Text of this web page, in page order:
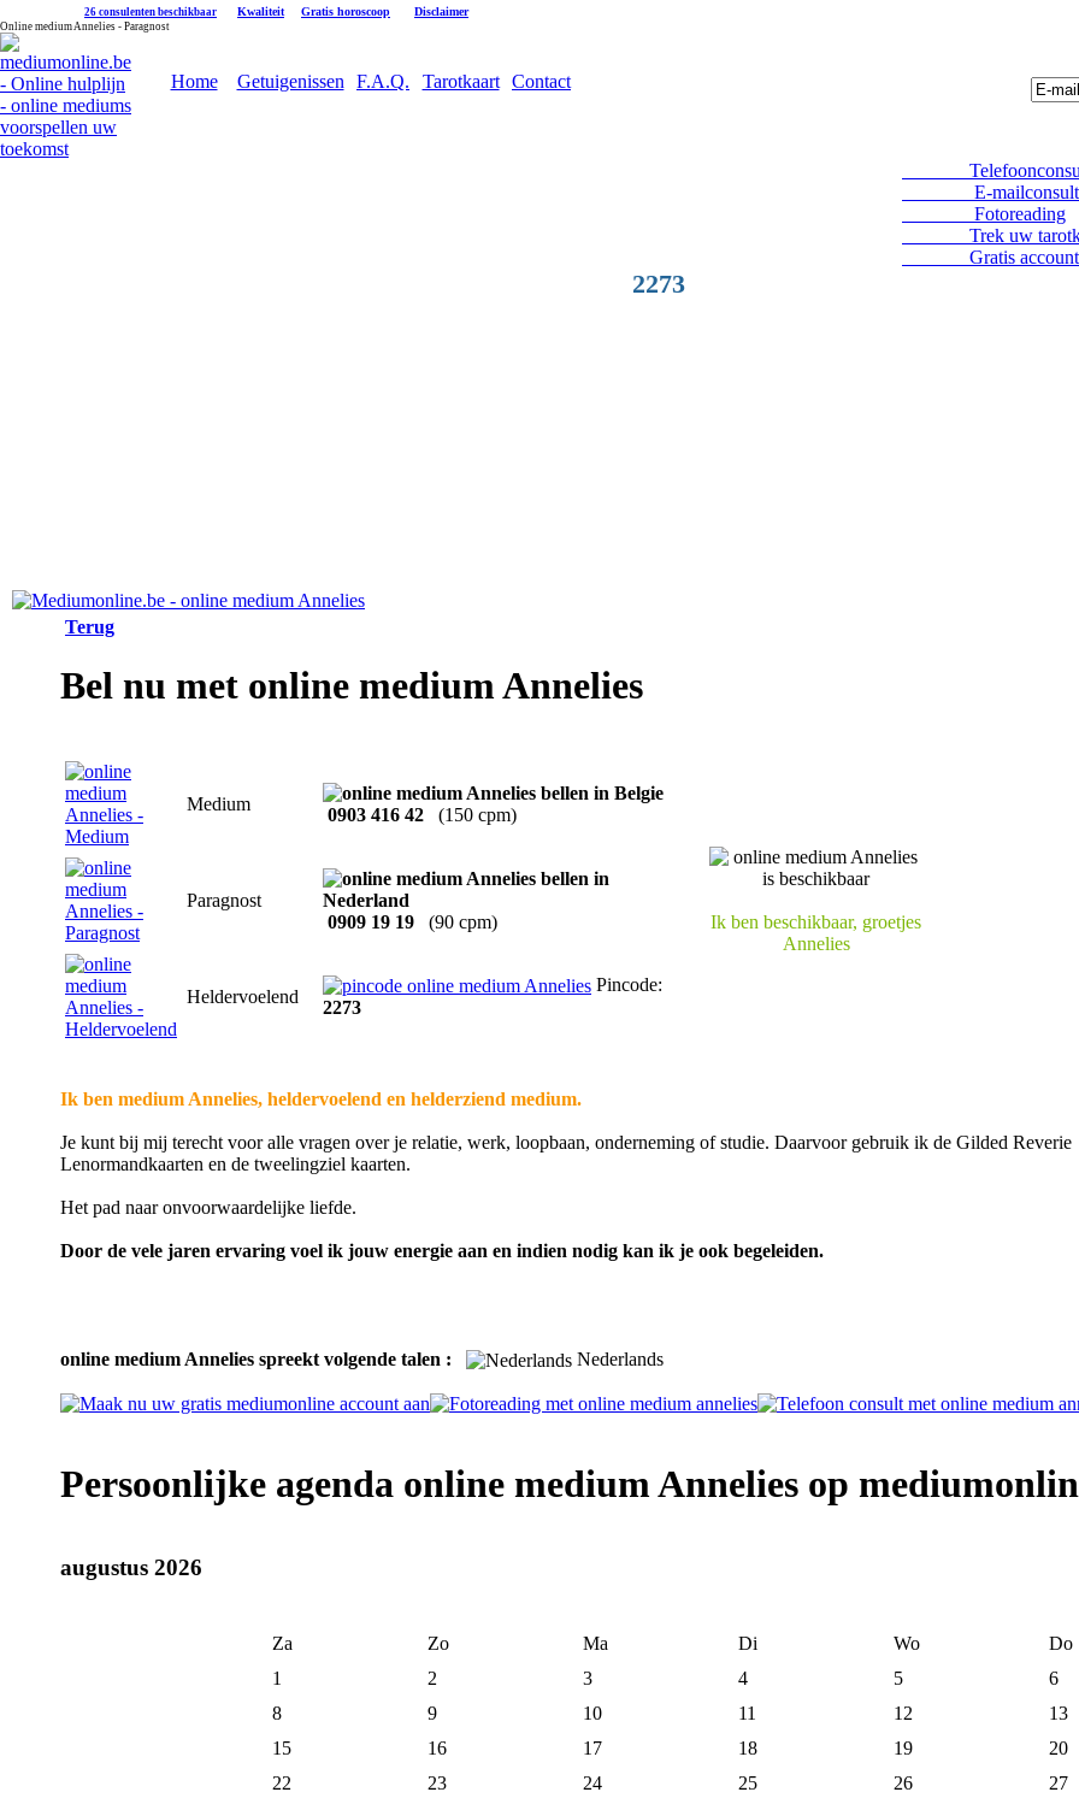
26 consulenten beschikbaar Kwaliteit Gratis horoscoop Disclaimer
Online medium Annelies - Paragnost
Home Getuigenissen F.A.Q. Tarotkaart Contact
2273
E-mailconsult
Fotoreading
Trek uw
Gratis account
Terug
Bel nu met online medium Annelies
Medium
0903 416 42 (150 cpm)
Ik ben beschikbaar, groetjes
Annelies
Paragnost
0909 19 19
(90 cpm)
Heldervoelend
Pincode:
2273
Ik ben medium Annelies, heldervoelend en helderziend medium.
Je kunt bij mij terecht voor alle vragen over je relatie, werk, loopbaan, onderneming of studie. Daarvoor gebruik ik de Gilded Reverie
Lenormandkaarten en de tweelingziel kaarten.
Het pad naar onvoorwaardelijke liefde.
Door de vele jaren ervaring voel ik jouw energie aan en indien nodig kan ik je ook begeleiden.
online medium Annelies spreekt volgende talen : Nederlands
Persoonlijke agenda online medium Annelies op
augustus 2026
Za Zo Ma Di Wo
Do
1
2 3 4 5
6
8
9 10 11 12
13
15
16 17 18 19
20
22
23 24 25 26
27